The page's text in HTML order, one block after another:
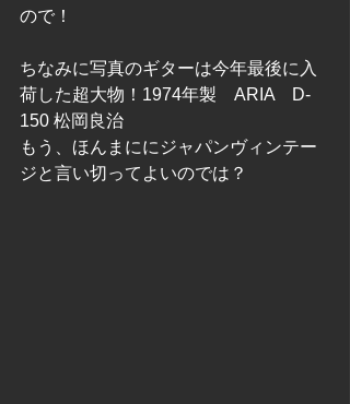
ので！
ちなみに写真のギターは今年最後に入
荷した超大物！1974年製　ARIA　D-
150 松岡良治
もう、ほんまににジャパンヴィンテー
ジと言い切ってよいのでは？